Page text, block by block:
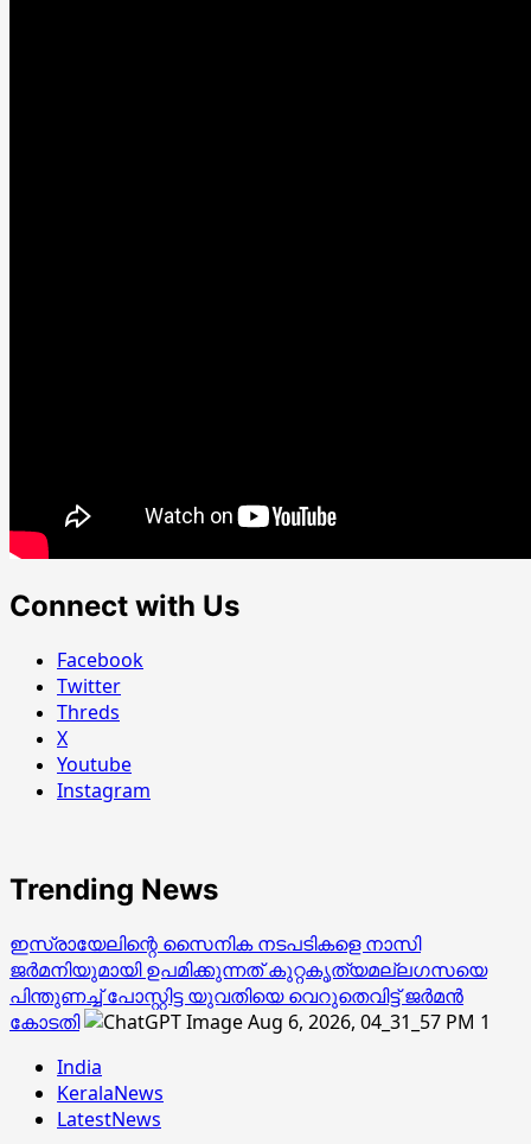
Connect with Us
Facebook
Twitter
Threds
X
Youtube
Instagram
Trending News
ഇസ്രായേലിന്റെ സൈനിക നടപടികളെ നാസി
ജര്‍മനിയുമായി ഉപമിക്കുന്നത് കുറ്റകൃത്യമല്ലഗസയെ
പിന്തുണച്ച് പോസ്റ്റിട്ട യുവതിയെ വെറുതെവിട്ട് ജര്‍മന്‍
കോടതി
1
India
KeralaNews
LatestNews